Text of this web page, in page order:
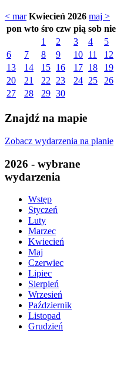
< mar Kwiecień 2026 maj >
pon wto śro czw pią sob nie
1
2 3 4
5
6
7 8 9 10 11
12
13
14 15 16 17 18
19
20
21 22 23 24 25
26
27
28 29 30
Znajdź na mapie
Zobacz wydarzenia na planie
2026 - wybrane
wydarzenia
Wstęp
Styczeń
Luty
Marzec
Kwiecień
Maj
Czerwiec
Lipiec
Sierpień
Wrzesień
Październik
Listopad
Grudzień